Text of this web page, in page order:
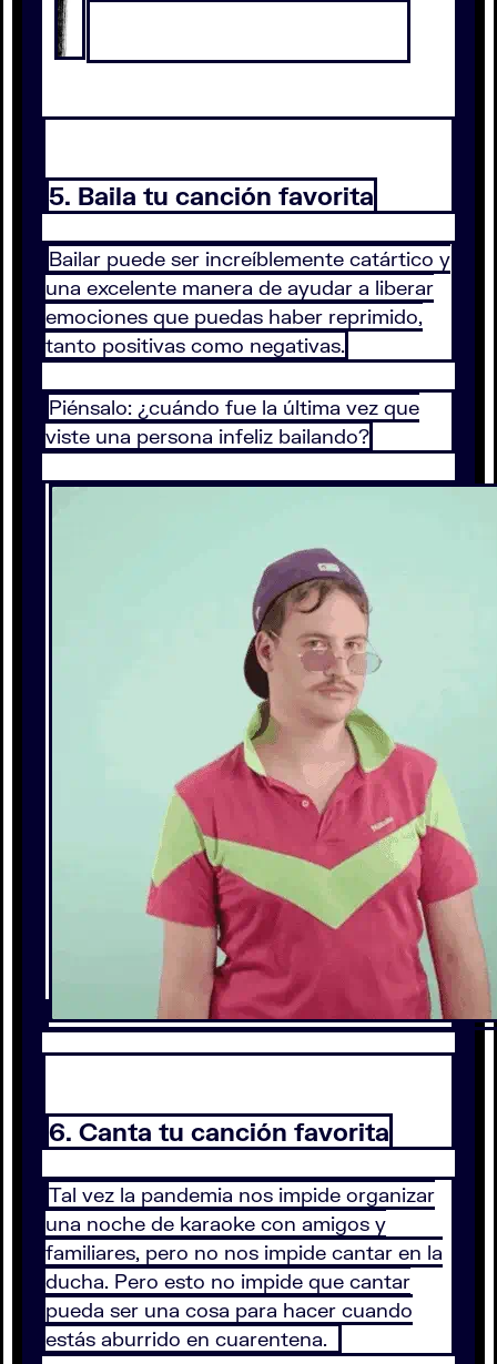
5. Baila tu canción favorita
Bailar puede ser increíblemente catártico y
una excelente manera de ayudar a liberar
emociones que puedas haber reprimido,
tanto positivas como negativas.
Piénsalo: ¿cuándo fue la última vez que
viste una persona infeliz bailando?
6. Canta tu canción favorita
Tal vez la pandemia nos impide organizar
una noche de karaoke con amigos y
familiares, pero no nos impide cantar en la
ducha. Pero esto no impide que cantar
pueda ser una cosa para hacer cuando
estás aburrido en cuarentena.